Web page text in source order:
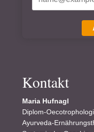
Kontakt
Maria Hufnagl
Diplom-
Ayurveda-